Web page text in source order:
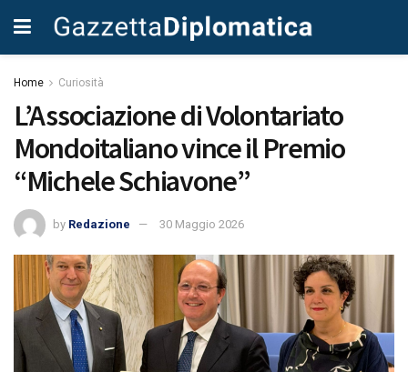
Home Curiosità
L’Associazione di Volontariato
Mondoitaliano vince il Premio
“Michele Schiavone”
by Redazione 30 Maggio 2026